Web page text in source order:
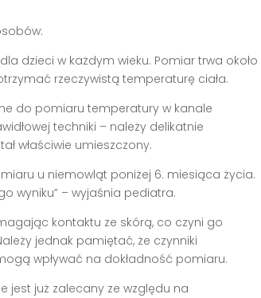
dzieci w każdym wieku. Pomiar trwa około
rzeczywistą temperaturę ciała.
do pomiaru temperatury w kanale
techniki – należy delikatnie
właściwie umieszczony.
u niemowląt poniżej 6. miesiąca życia.
wyniku” – wyjaśnia pediatra.
kontaktu ze skórą, co czyni go
jednak pamiętać, że czynniki
wpływać na dokładność pomiaru.
jest już zalecany ze względu na